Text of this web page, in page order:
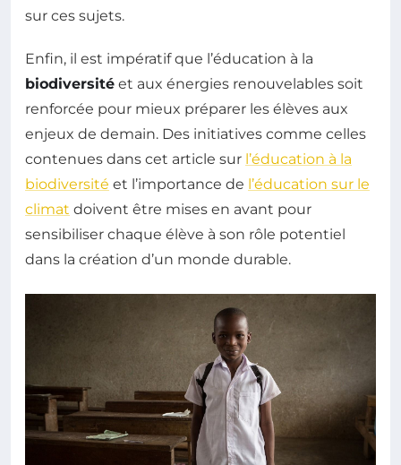
sur ces sujets.
Enfin, il est impératif que l’éducation à la
biodiversité et aux énergies renouvelables soit
renforcée pour mieux préparer les élèves aux
enjeux de demain. Des initiatives comme celles
contenues dans cet article sur l’éducation à la
biodiversité et l’importance de l’éducation sur le
climat doivent être mises en avant pour
sensibiliser chaque élève à son rôle potentiel
dans la création d’un monde durable.